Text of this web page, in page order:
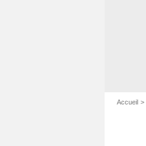
Accueil